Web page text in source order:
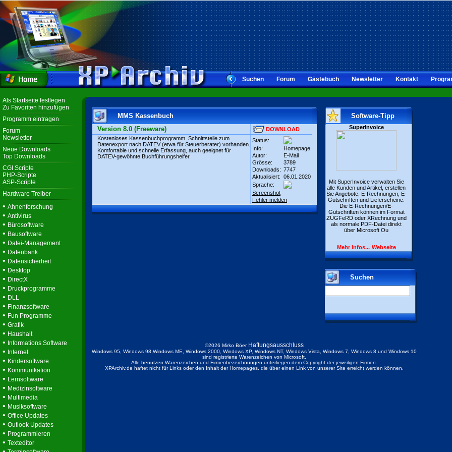
Suchen Forum Gästebuch Newsletter Kontakt
Als Startseite festlegen
Zu Favoriten hinzufügen
Programm eintragen
Forum
Newsletter
Neue Downloads
Top Downloads
CGI Scripte
PHP-Scripte
ASP-Scripte
Hardware Treiber
• Ahnenforschung
• Antivirus
• Bürosoftware
• Bausoftware
• Datei-Management
• Datenbank
• Datensicherheit
• Desktop
• DirectX
• Druckprogramme
• DLL
• Finanzsoftware
• Fun Programme
• Grafik
• Haushalt
• Informations Software
• Internet
• Kindersoftware
• Kommunikation
• Lernsoftware
• Medizinsoftware
• Multimedia
• Musiksoftware
• Office Updates
• Outlook Updates
• Programmieren
• Texteditor
MMS Kassenbuch
Version 8.0 (Freeware)
DOWNLOAD
Kostenloses Kassenbuchprogramm. Schnittstelle zum
Datenexport nach DATEV (etwa für Steuerberater) vorhanden.
Komfortable und schnelle Erfassung, auch geeignet für
DATEV-gewöhnte Buchführungshelfer.
Status:
Info:
Homepage
Autor:
E-Mail
Grösse:
3789
Downloads: 7747
Aktualisiert: 06.01.2020
Sprache:
Screenshot
Fehler melden
Software-Tipp
SuperInvoice
Mit SuperInvoice verwalten Sie
alle Kunden und Artikel, erstellen
Sie Angebote, E-Rechnungen, E-
Gutschriften und Lieferscheine.
Die E-Rechnungen/E-
Gutschriften können im Format
ZUGFeRD oder XRechnung und
als normale PDF-Datei direkt
über Microsoft Ou
Mehr Infos... Webseite
Suchen
©2026 Mirko Böer Haftungsausschluss
Windows 95, Windows 98,Windows ME, Windows 2000, Windows XP, Windows NT, Windows Vista, Windows 7, Windows 8 und Windows 10
sind registrierte Warenzeichen von Microsoft.
Alle benutzen Warenzeichen und Firmenbezeichnungen unterliegen dem Copyright der jeweiligen Firmen.
XPArchiv.de haftet nicht für Links oder den Inhalt der Homepages, die über einen Link von unserer Site erreicht werden können.